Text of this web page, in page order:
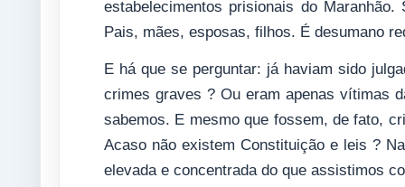
estabelecimentos prisionais do
Pais, mães, esposas, filhos. É desumano
E há que se perguntar: já haviam sido
crimes graves ? Ou eram apenas vítimas
sabemos. E mesmo que fossem, de fato,
Acaso não existem Constituição e leis ?
elevada e concentrada do que assistimos